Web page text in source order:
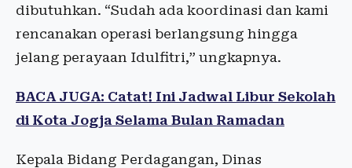
dibutuhkan. “Sudah ada koordinasi dan kami
rencanakan operasi berlangsung hingga
jelang perayaan Idulfitri,” ungkapnya.
BACA JUGA: Catat! Ini Jadwal Libur Sekolah
di Kota Jogja Selama Bulan Ramadan
Kepala Bidang Perdagangan, Dinas